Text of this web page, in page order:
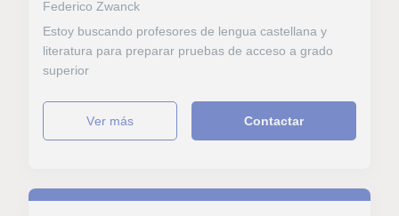
Federico Zwanck
Estoy buscando profesores de lengua castellana y
literatura para preparar pruebas de acceso a grado
superior
ver más Contactar